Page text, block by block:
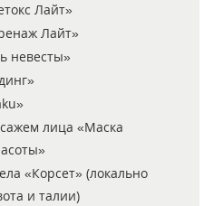
Лайт»
Лайт»
невесты»
лица «Маска
«Корсет» (локально
и талии)